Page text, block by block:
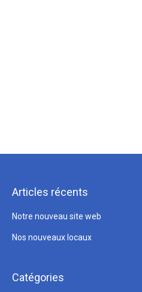
Articles récents
Notre nouveau site web
Nos nouveaux locaux
Catégories